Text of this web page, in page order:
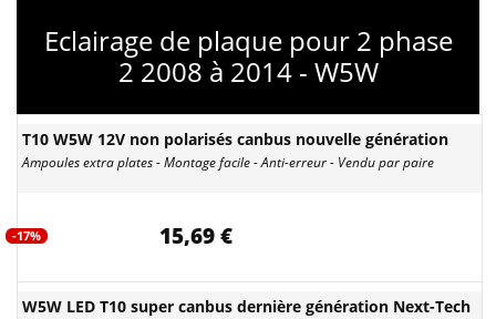
Eclairage de plaque pour 2 phase
2 2008 à 2014 - W5W
T10 W5W 12V non polarisés canbus nouvelle génération
Ampoules extra plates - Montage facile - Anti-erreur - Vendu par paire
-17% 15,69 €
W5W LED T10 super canbus dernière génération Next-Tech